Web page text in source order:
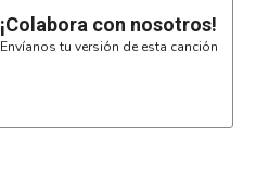
¡Colabora con nosotros!
Envíanos tu versión de esta canción